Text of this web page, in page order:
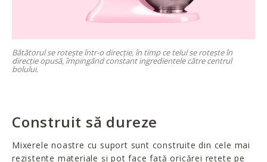
Bătătorul se rotește într-o direcție, în timp ce telul se rotește în
direcție opusă, împingând constant ingredientele către centrul
bolului.
Construit să dureze
Mixerele noastre cu suport sunt construite din cele mai
rezistente materiale și pot face față oricărei rețete pe